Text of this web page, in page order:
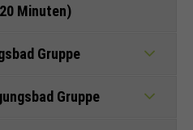
Minuten)
Gruppe
Gruppe